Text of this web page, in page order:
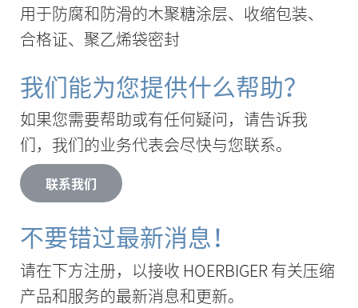
用于防腐和防滑的木聚糖涂层、收缩包装、
合格证、聚乙烯袋密封
我们能为您提供什么帮助？
如果您需要帮助或有任何疑问，请告诉我
们，我们的业务代表会尽快与您联系。
联系我们
不要错过最新消息！
请在下方注册，以接收 HOERBIGER 有关压缩
产品和服务的最新消息和更新。